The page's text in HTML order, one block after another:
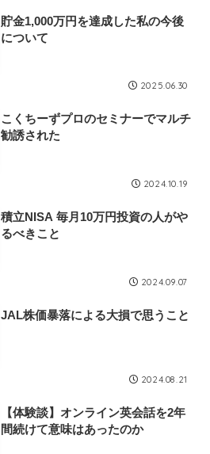
貯金1,000万円を達成した私の今後
について
2025.06.30
こくちーずプロのセミナーでマルチ
勧誘された
2024.10.19
積立NISA 毎月10万円投資の人がや
るべきこと
2024.09.07
JAL株価暴落による大損で思うこと
2024.08.21
【体験談】オンライン英会話を2年
間続けて意味はあったのか